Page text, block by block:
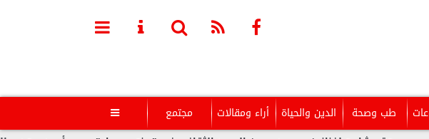
طب وصحة الدين والحياة أراء ومقالات مجتمع 